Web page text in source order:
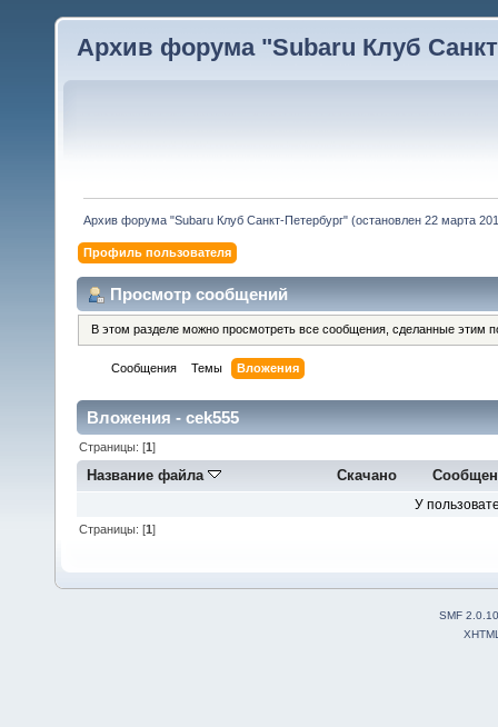
Архив форума "Subaru Клуб
Архив форума "Subaru Клуб Санкт-Петербург" (остановлен 22 марта
Профиль пользователя
Просмотр сообщений
В этом разделе можно просмотреть все сообщения, сделанные этим
Сообщения Темы Вложения
Вложения - cek555
Страницы: [1]
Название файла Скачано
У
Страницы: [1]
SMF 2.0.10